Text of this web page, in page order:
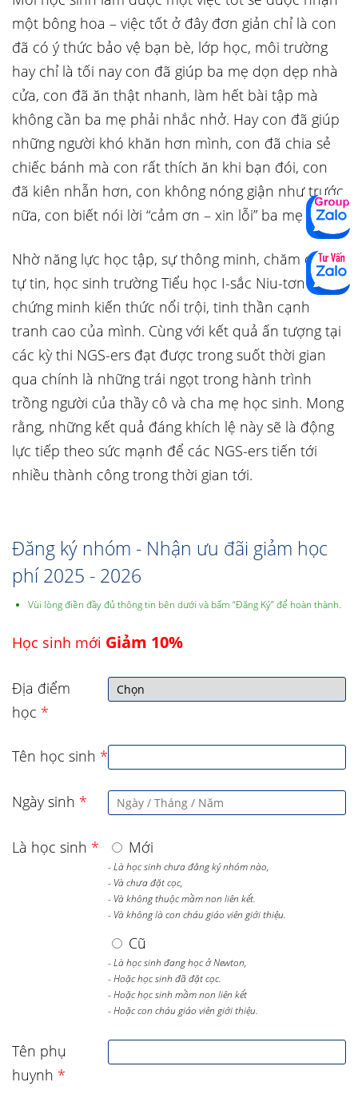
một bông hoa – việc tốt ở đây đơn giản chỉ là con
đã có ý thức bảo vệ bạn bè, lớp học, môi trường
hay chỉ là tối nay con đã giúp ba mẹ dọn dẹp nhà
cửa, con đã ăn thật nhanh, làm hết bài tập mà
không cần ba mẹ phải nhắc nhở. Hay con đã giúp
những người khó khăn hơn mình, con đã chia sẻ
chiếc bánh mà con rất thích ăn khi bạn đói, con
đã kiên nhẫn hơn, con không nóng giận như trước
nữa, con biết nói lời “cảm ơn – xin lỗi” ba mẹ ạ!
Nhờ năng lực học tập, sự thông minh, chăm chỉ và
tự tin, học sinh trường Tiểu học I-sắc Niu-tơn đã
chứng minh kiến thức nổi trội, tinh thần cạnh
tranh cao của mình. Cùng với kết quả ấn tượng tại
các kỳ thi NGS-ers đạt được trong suốt thời gian
qua chính là những trái ngọt trong hành trình
trồng người của thầy cô và cha mẹ học sinh. Mong
rằng, những kết quả đáng khích lệ này sẽ là động
lực tiếp theo sức mạnh để các NGS-ers tiến tới
nhiều thành công trong thời gian tới.
Đăng ký nhóm - Nhận ưu đãi giảm học
phí 2025 - 2026
Vùi lòng điền đầy đủ thông tin bên dưới và bấm “Đăng Ký” để hoàn thành.
Học sinh mới Giảm 10%
Địa điểm
học *
Tên học sinh *
Ngày sinh *
Là học sinh * Mới
- Là học sinh chưa đăng ký nhóm nào,
- Và chưa đặt cọc,
- Và không thuộc mầm non liên kết.
- Và không là con cháu giáo viên giới thiệu.
Cũ
- Là học sinh đang học ở Newton,
- Hoặc học sinh đã đặt cọc.
- Hoặc học sinh mầm non liên kết
- Hoặc con cháu giáo viên giới thiệu.
Tên phụ
huynh *